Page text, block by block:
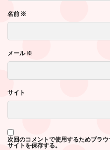
名前 ※
メール※
サイト
次回のコメントで使用するためブラ
サイトを保存する。